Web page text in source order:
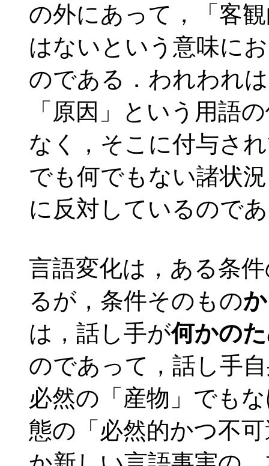
の外にあって，「客
はないという意味に
のである．われわれ
「原因」という用語
なく，そこに付与さ
でも何でもない諸状
に反対しているので
言語変化は，ある条
るが，条件そのもの
は，話し手が何かの
のであって，話し手
必然の「産物」でも
態の「必然的かつ不